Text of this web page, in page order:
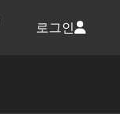
로그인